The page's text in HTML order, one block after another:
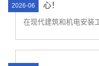
心！
2026-06